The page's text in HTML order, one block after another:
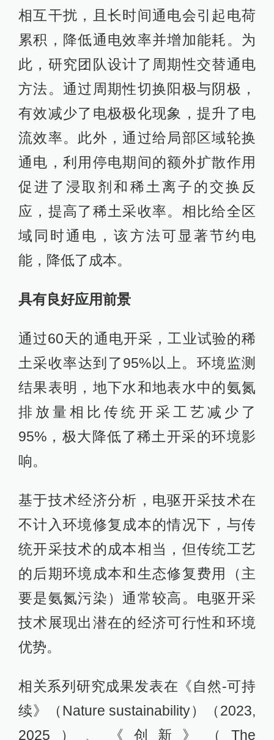
相互干扰，且长时间通电会引起电荷
累积，降低通电效率并增加能耗。为
此，研究团队设计了周期性交替通电
方法。通过周期性切换阳极与阴极，
有效减少了电极极化现象，提升了电
流效率。此外，通过给局部区域轮换
通电，利用停电期间的额外扩散作用
促进了浸取剂和稀土离子的交换反
应，提高了稀土采收率。相比给全区
域同时通电，该方法可显著节约电
能，降低了成本。
具有良好应用前景
通过60天的通电开采，工业试验的稀
土采收率达到了95%以上。环境监测
结果表明，地下水和地表水中的氨氮
排放量相比传统开采工艺减少了
95%，极大降低了稀土开采的环境影
响。
基于技术经济分析，电驱开采技术在
不计入环境修复成本的情况下，与传
统开采技术的成本相当，但传统工艺
的后期环境成本和生态修复费用（主
要是氨氮污染）通常较高。电驱开采
技术展现出潜在的经济可行性和环境
优势。
相关系列研究成果发表在《自然-可持
续》（Nature sustainability）（2023,
2025）、《创新》（The